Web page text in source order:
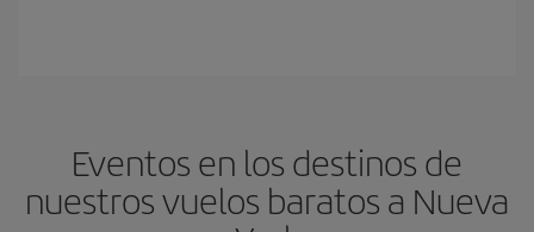
Eventos en los destinos de
nuestros vuelos baratos a Nueva